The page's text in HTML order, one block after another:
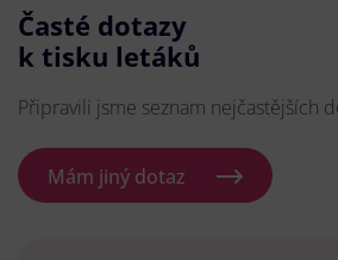
Časté dotazy
k tisku letáků
Připravili jsme seznam nejčastějších
Mám jiný dotaz